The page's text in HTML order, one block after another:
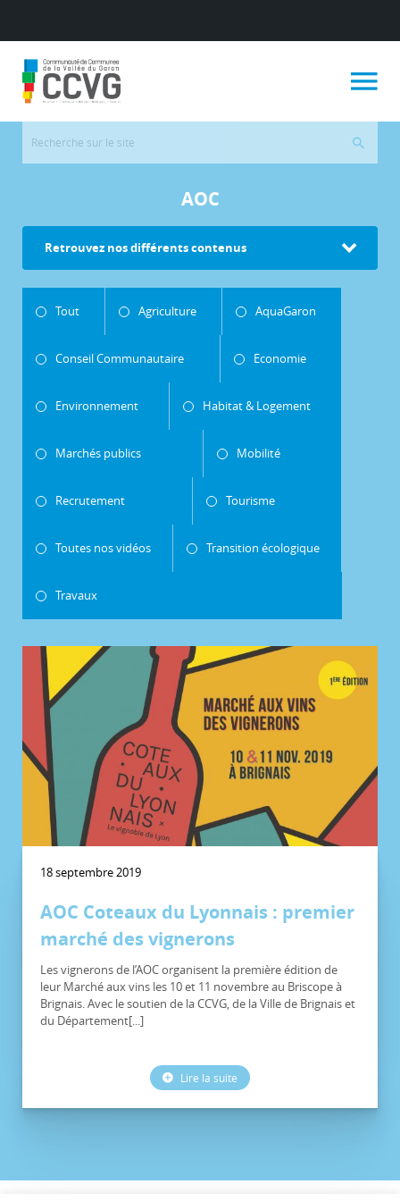
AOC
Retrouvez nos différents contenus
Tout Agriculture AquaGaron
Conseil Communautaire Economie
Environnement Habitat & Logement
Marchés publics Mobilité
Recrutement Tourisme
Toutes nos vidéos Transition écologique
Travaux
18 septembre 2019
AOC Coteaux du Lyonnais : premier
marché des vignerons
Les vignerons de l’AOC organisent la première édition de
leur Marché aux vins les 10 et 11 novembre au Briscope à
Brignais. Avec le soutien de la CCVG, de la Ville de Brignais et
du Département[...]
Lire la suite